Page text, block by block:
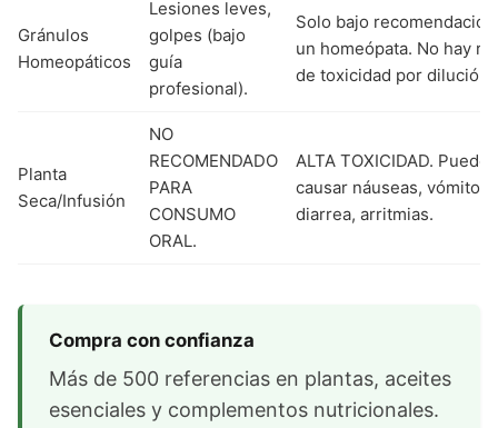
Gránulos
Homeopáticos
Lesiones leves,
golpes (bajo
guía
profesional).
Solo bajo
un homeópata. No hay
de toxicidad por dilución.
Planta
Seca/Infusión
NO
RECOMENDADO
PARA
CONSUMO
ORAL.
ALTA TOXICIDAD. Puede
causar náuseas, vómitos,
diarrea, arritmias.
Compra con confianza
Más de 500 referencias en plantas, aceites
esenciales y complementos nutricionales.